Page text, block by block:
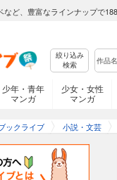
ど、豊富なラインナップで
絞り込み
検索
少年・青年
マンガ
少女・女性
マンガ
ックライブ 小説・文芸